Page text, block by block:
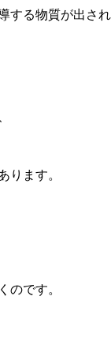
する物質が出され
ります。
のです。